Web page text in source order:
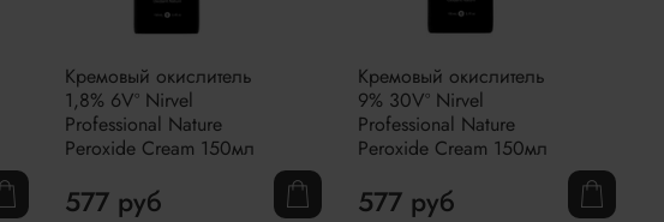
Кремовый окислитель
1,8% 6Vº Nirvel
Professional Nature
Peroxide Cream 150мл
577 руб
Кремовый окислитель
9% 30Vº Nirvel
Professional Nature
Peroxide Cream 150мл
577 руб